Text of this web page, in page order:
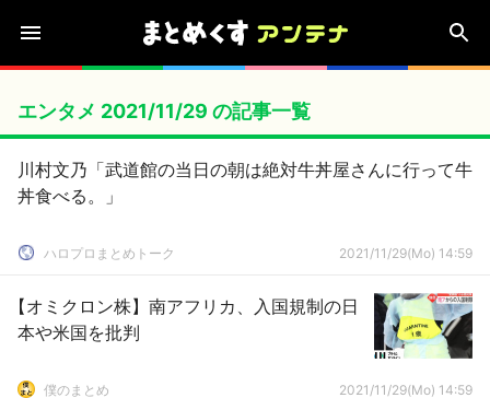
エンタメ 2021/11/29 の記事一覧
川村文乃「武道館の当日の朝は絶対牛丼屋さんに行って牛
丼食べる。」
ハロプロまとめトーク 2021/11/29(Mo) 14:59
【オミクロン株】南アフリカ、入国規制の日
本や米国を批判
僕のまとめ 2021/11/29(Mo) 14:59